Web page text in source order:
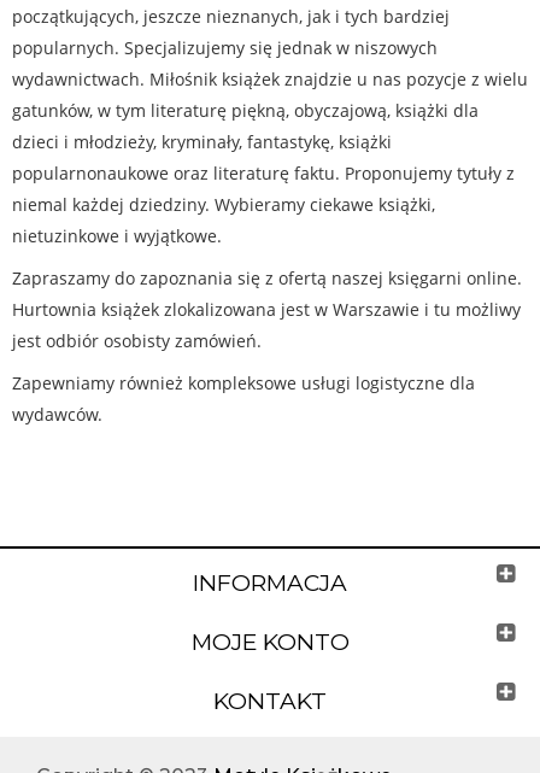
początkujących, jeszcze nieznanych, jak i tych bardziej
popularnych. Specjalizujemy się jednak w niszowych
wydawnictwach. Miłośnik książek znajdzie u nas pozycje z wielu
gatunków, w tym literaturę piękną, obyczajową, książki dla
dzieci i młodzieży, kryminały, fantastykę, książki
popularnonaukowe oraz literaturę faktu. Proponujemy tytuły z
niemal każdej dziedziny. Wybieramy ciekawe książki,
nietuzinkowe i wyjątkowe.
Zapraszamy do zapoznania się z ofertą naszej księgarni online.
Hurtownia książek zlokalizowana jest w Warszawie i tu możliwy
jest odbiór osobisty zamówień.
Zapewniamy również kompleksowe usługi logistyczne dla
wydawców.
INFORMACJA
MOJE KONTO
KONTAKT